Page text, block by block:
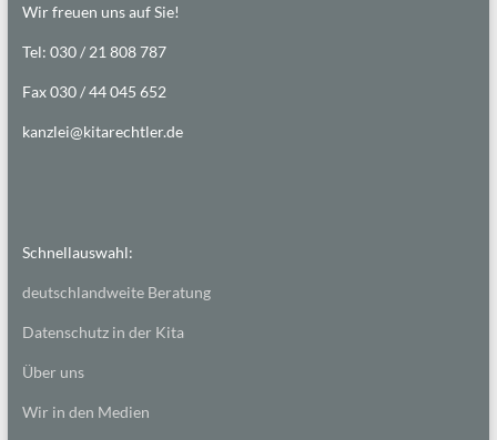
Wir freuen uns auf Sie!
Tel: 030 / 21 808 787
Fax 030 / 44 045 652
kanzlei@kitarechtler.de
Schnellauswahl:
deutschlandweite Beratung
Datenschutz in der Kita
Über uns
Wir in den Medien